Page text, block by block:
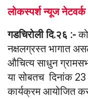
लोकस्पर्श न्यूज नेटवर्क
गडचिरोली दि.२६ :-
नक्षलग्रस्त भागात
औचित्य साधुन
या सोबतच दिनांक 23
कार्यक्रम आयोजित